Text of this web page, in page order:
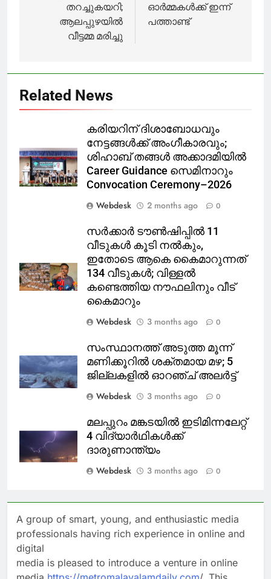
തറച്ചുകയറി;
ആലപ്പുഴയില്‍
വീട്ടമ്മ മരിച്ചു
ഓർമ്മകൾക്ക് ഇന്ന്
പത്താണ്ട്
Related News
കരിയറിന് ദിശാബോധവും
നേട്ടങ്ങൾക്ക് അംഗീകാരവും;
ശിഹാബ് തങ്ങൾ അക്കാദമിയിൽ
Career Guidance സെമിനാറും
Convocation Ceremony–2026
Webdesk
2 months ago 0
സർക്കാർ ടൗൺഷിപ്പിൽ 11
വീടുകൾ കൂടി നൽകും,
ഇതോടെ ആകെ കൈമാറുന്നത്
134 വീടുകൾ; വിള്ളൽ
കണ്ടെത്തിയ നൗഫലിനും വീട്
കൈമാറും
Webdesk
3 months ago 0
സംസ്ഥാനത്ത് അടുത്ത മൂന്ന്
മണിക്കൂറിൽ ശക്തമായ മഴ; 5
ജില്ലകളിൽ ഓറഞ്ച് അലർട്ട്
Webdesk
3 months ago 0
മലപ്പുറം മങ്കടയിൽ ഇടിമിന്നലേറ്റ്
4 വിദ്യാർഥികൾക്ക്
ദാരുണാന്ത്യം
Webdesk
3 months ago 0
A group of smart, young, and enthusiastic media
professionals having rich experience in online and
digital
media is pleased to introduce a venture in online